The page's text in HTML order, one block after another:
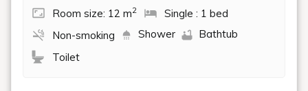
Room size: 12 m2
Single : 1 bed
Non-smoking
Shower
Bathtub
Toilet